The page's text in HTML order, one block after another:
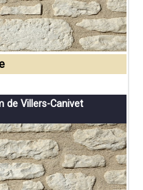
de Villers-Canivet